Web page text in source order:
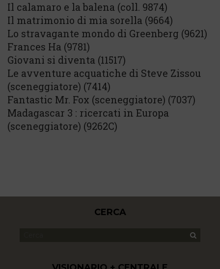
Il calamaro e la balena (coll. 9874)
Il matrimonio di mia sorella (9664)
Lo stravagante mondo di Greenberg (9621)
Frances Ha (9781)
Giovani si diventa (11517)
Le avventure acquatiche di Steve Zissou
(sceneggiatore) (7414)
Fantastic Mr. Fox (sceneggiatore) (7037)
Madagascar 3 : ricercati in Europa
(sceneggiatore) (9262C)
CERCA